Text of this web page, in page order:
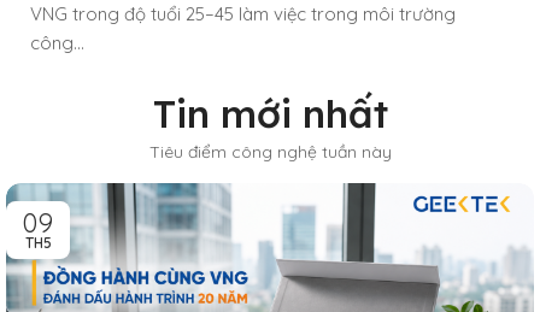
VNG trong độ tuổi 25–45 làm việc trong môi trường
công...
Tin mới nhất
Tiêu điểm công nghệ tuần này
09
TH5